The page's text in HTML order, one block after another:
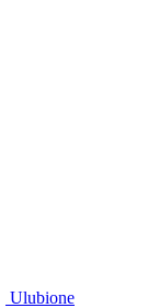
Ulubione